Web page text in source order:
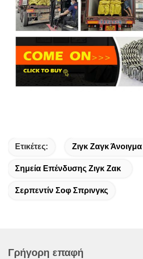
Ετικέτες: Ζιγκ Ζαγκ Άνοιγμα
Σημεία Επένδυσης Ζιγκ Ζακ
Σερπεντίν Σοφ Σπρινγκς
Γρήγορη επαφή